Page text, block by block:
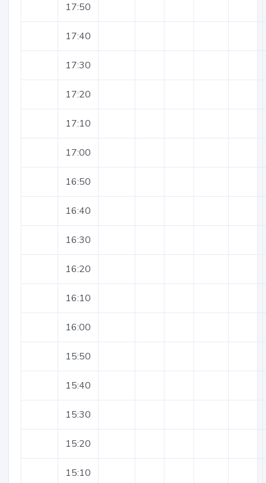
17:50
17:40
17:30
17:20
17:10
17:00
16:50
16:40
16:30
16:20
16:10
16:00
15:50
15:40
15:30
15:20
15:10